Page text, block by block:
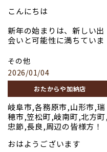
＃ロレックス
平和堂祖父江店
2F エスカレーター横すぐ
＃羽島市
＃バレンシアガ
＃コーチ
＃バカラ
＃ディオール
＃ヴィトン
＃エルメス
＃シャネル
＃ロレックス
平和堂祖父江店
2F エスカレーター横すぐ
当店では、人気ブランド品
を地域トップクラスの高価
買取でお迎えしています！
是非一度ご来店よろしくお
願いいたします。
お写真は先日買取させてい
ただいたお品になります。
「釣り具」
上記以外のお品も高価買取
させていただきます！
どうぞご来店をお待ちして
こんにちは
新年の始まりは、新しい出
会いと可能性に満ちていま
品物が、どなたかの宝物へと
変わるお手伝いをさせてい
ただけたら幸いです。 経験
豊富な鑑定士が、お客様の
ご不要になったお品物を一
つ一つ丁寧に拝見させてい
ただきます。 どんなお品物
でも、まずはお気軽にご相
その他
2026/01/04
おたからや加納店
岐阜市,各務原市,山形市,瑞
穂市,笠松町,岐南町,北方町,
忠節,長良,周辺の皆様方！
おはようございます